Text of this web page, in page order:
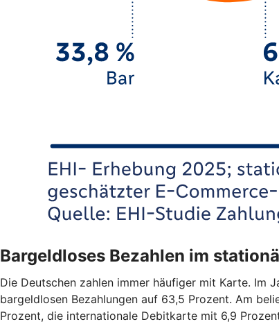
Bargeldloses Bezahlen im
Die Deutschen zahlen immer häufiger mit Karte. Im
bargeldlosen Bezahlungen auf 63,5 Prozent. Am
Prozent, die internationale Debitkarte mit 6,9